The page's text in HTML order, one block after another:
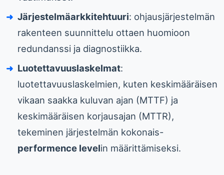
Järjestelmäarkkitehtuuri: ohjausjärjestelmän
rakenteen suunnittelu ottaen huomioon
redundanssi ja diagnostiikka.
Luotettavuuslaskelmat:
luotettavuuslaskelmien, kuten keskimääräisen
vikaan saakka kuluvan ajan (MTTF) ja
keskimääräisen korjausajan (MTTR),
tekeminen järjestelmän kokonais-
performence levelin määrittämiseksi.